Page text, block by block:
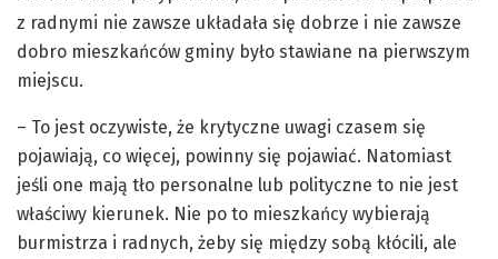
z radnymi nie zawsze układała się dobrze i nie zawsze
dobro mieszkańców gminy było stawiane na pierwszym
miejscu.
– To jest oczywiste, że krytyczne uwagi czasem się
pojawiają, co więcej, powinny się pojawiać. Natomiast
jeśli one mają tło personalne lub polityczne to nie jest
właściwy kierunek. Nie po to mieszkańcy wybierają
burmistrza i radnych, żeby się między sobą kłócili, ale